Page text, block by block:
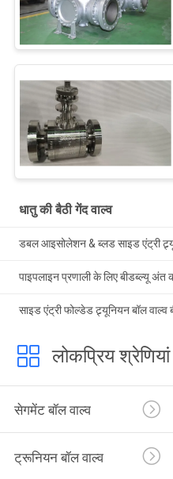
धातु की बैठी गेंद वाल्व
डबल आइसोलेशन & ब्लड साइड एंट्री
पाइपलाइन प्रणाली के लिए बीडब्ल्यू
साइड एंट्री फोल्डेड ट्र्यूनियन बॉल
लोकप्रिय श्रेणियां
सेगमेंट बॉल वाल्व
ट्रूनियन बॉल वाल्व